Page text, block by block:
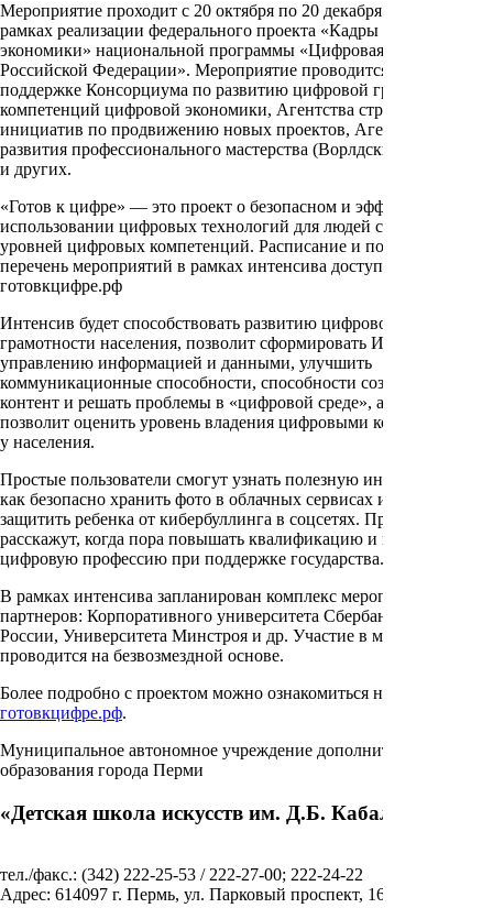
Мероприятие проходит с 20 октября по 20 декабря 2021 г. в
рамках реализации федерального проекта «Кадры для цифровой
экономики» национальной программы «Цифровая экономика
Российской Федерации». Мероприятие проводится при
поддержке Консорциума по развитию цифровой грамотности и
компетенций цифровой экономики, Агентства стратегических
инициатив по продвижению новых проектов, Агентства
развития профессионального мастерства (Ворлдскиллс Россия)»
и других.
«Готов к цифре» — это проект о безопасном и эффективном
использовании цифровых технологий для людей самых разных
уровней цифровых компетенций. Расписание и полный
перечень мероприятий в рамках интенсива доступен на сайте
готовкцифре.рф
Интенсив будет способствовать развитию цифровой
грамотности населения, позволит сформировать ИТ-навыки по
управлению информацией и данными, улучшить
коммуникационные способности, способности создавать
контент и решать проблемы в «цифровой среде», а также
позволит оценить уровень владения цифровыми компетенциями
у населения.
Простые пользователи смогут узнать полезную информацию,
как безопасно хранить фото в облачных сервисах или как
защитить ребенка от кибербуллинга в соцсетях. Профессионалам
расскажут, когда пора повышать квалификацию и как получить
цифровую профессию при поддержке государства.
В рамках интенсива запланирован комплекс мероприятий
партнеров: Корпоративного университета Сбербанка, Почты
России, Университета Минстроя и др. Участие в мероприятии
проводится на безвозмездной основе.
Более подробно с проектом можно ознакомиться на сайтке
готовкцифре.рф.
Муниципальное автономное учреждение дополнительного
образования города Перми
«Детская школа искусств им. Д.Б. Кабалевского»
тел./факс.: (342) 222-25-53 / 222-27-00; 222-24-22
Адрес: 614097 г. Пермь, ул. Парковый проспект, 16